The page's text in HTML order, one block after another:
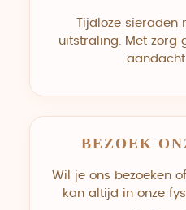
Tijdloze
uitstraling. Met zorg
aandacht
BEZOEK
Wil je ons bezoeken
kan altijd in onze